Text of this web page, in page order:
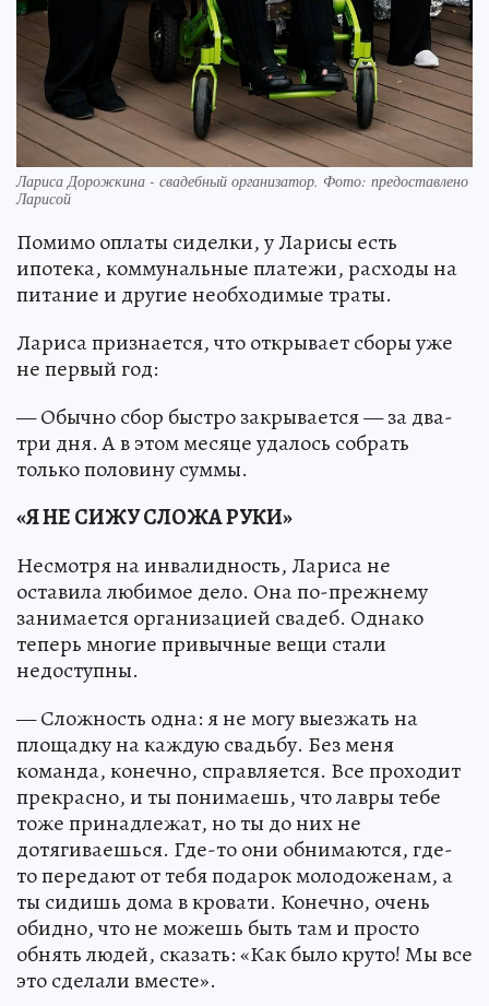
Лариса Дорожкина - свадебный организатор. Фото: предоставлено
Ларисой
Помимо оплаты сиделки, у Ларисы есть
ипотека, коммунальные платежи, расходы на
питание и другие необходимые траты.
Лариса признается, что открывает сборы уже
не первый год:
— Обычно сбор быстро закрывается — за два-
три дня. А в этом месяце удалось собрать
только половину суммы.
«Я НЕ СИЖУ СЛОЖА РУКИ»
Несмотря на инвалидность, Лариса не
оставила любимое дело. Она по-прежнему
занимается организацией свадеб. Однако
теперь многие привычные вещи стали
недоступны.
— Сложность одна: я не могу выезжать на
площадку на каждую свадьбу. Без меня
команда, конечно, справляется. Все проходит
прекрасно, и ты понимаешь, что лавры тебе
тоже принадлежат, но ты до них не
дотягиваешься. Где-то они обнимаются, где-
то передают от тебя подарок молодоженам, а
ты сидишь дома в кровати. Конечно, очень
обидно, что не можешь быть там и просто
обнять людей, сказать: «Как было круто! Мы все
это сделали вместе».